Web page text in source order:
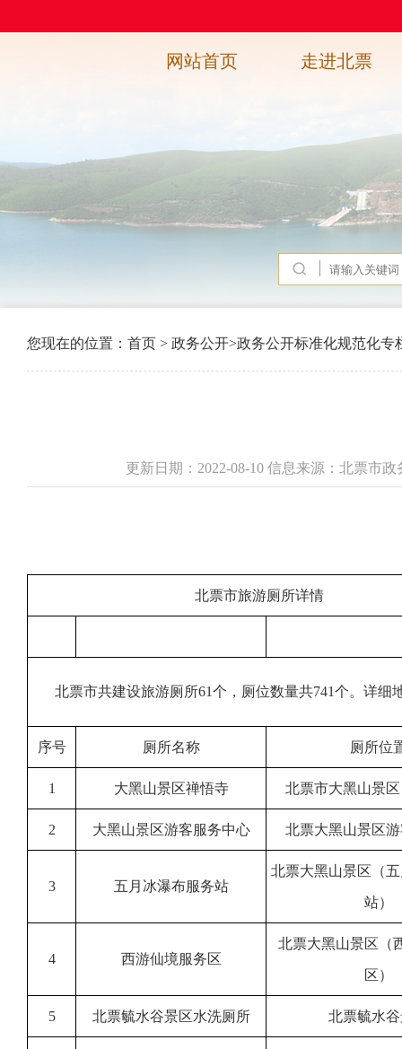
网站首页 走进北票
您现在的位置： 首页 > 政务公开>政务公开标准化规范化专
更新日期：2022-08-10 信息来源：北票市
北票市旅游厕所详情
北票市共建设旅游厕所61个，厕位数量共741个。详细
序号 厕所名称 厕所位
1 大黑山景区禅悟寺 北票市大黑山景
2 大黑山景区游客服务中心 北票大黑山景区
3 五月冰瀑布服务站
北票大黑山景区（
站）
4 西游仙境服务区
北票大黑山景区（
区）
5 北票毓水谷景区水洗厕所 北票毓水